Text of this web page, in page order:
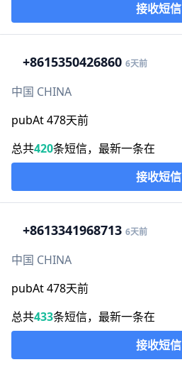
接收短信
+8615350426860 6天前
中国 CHINA
pubAt 478天前
总共420条短信，最新一条在
接收短信
+8613341968713 6天前
中国 CHINA
pubAt 478天前
总共433条短信，最新一条在
接收短信